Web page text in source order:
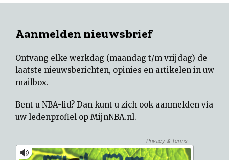
Aanmelden nieuwsbrief
Ontvang elke werkdag (maandag t/m vrijdag) de
laatste nieuwsberichten, opinies en artikelen in uw
mailbox.
Bent u NBA-lid? Dan kunt u zich ook aanmelden via
uw ledenprofiel op MijnNBA.nl.